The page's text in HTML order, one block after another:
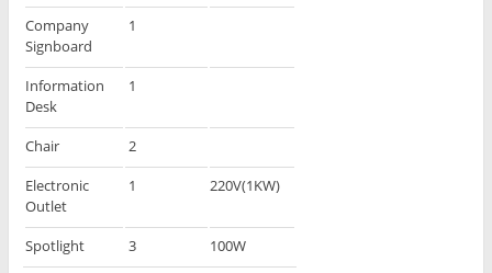
Company
Signboard
1
Information
Desk
1
Chair
2
Electronic
Outlet
1 220V(1KW)
Spotlight 3 100W